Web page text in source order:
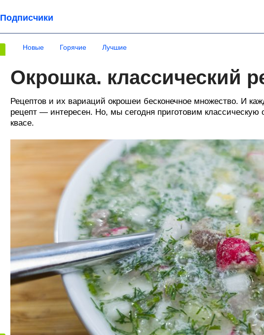
Подписчики
Новые Горячие Лучшие
Окрошка. классический
Рецептов и их вариаций окрошеи бесконечное множество. И
рецепт — интересен. Но, мы сегодня приготовим классическую
квасе.